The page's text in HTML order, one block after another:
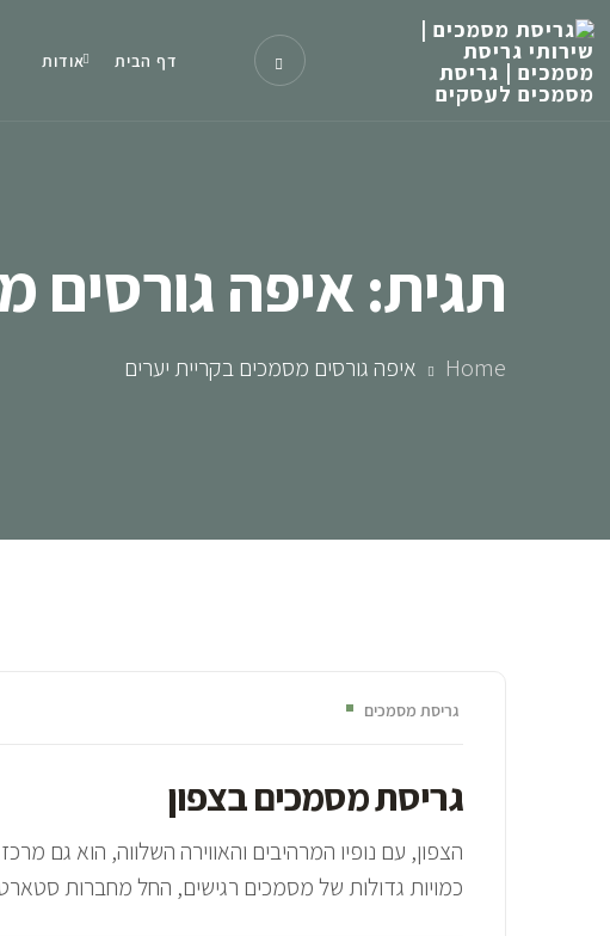
דף הבית אודות
תגית:איפה גורסים
Home איפה גורסים מסמכים בקריית יערים
גריסת מסמכים בצפון
גריסת מסמכים
הצפון, עם נופיו המרהיבים והאווירה השלווה, הוא גם
כמויות גדולות של מסמכים רגישים, החל מחברות